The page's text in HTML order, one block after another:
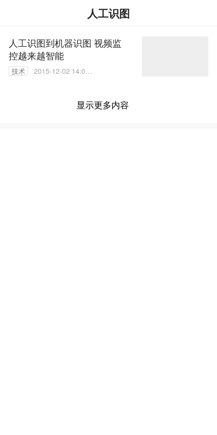
人工识图
人工识图到机器识图 视频监
控越来越智能
技术
2015-12-02 14:08:
显示更多内容